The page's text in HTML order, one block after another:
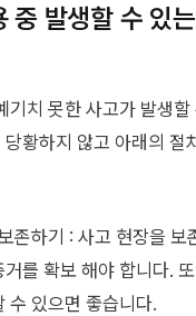
중 발생할 수 있
기치 못한 사고가 발생
황하지 않고 아래의 절
존하기 : 사고 현장을 보
를 확보 해야 합니다.
수 있으면 좋습니다.